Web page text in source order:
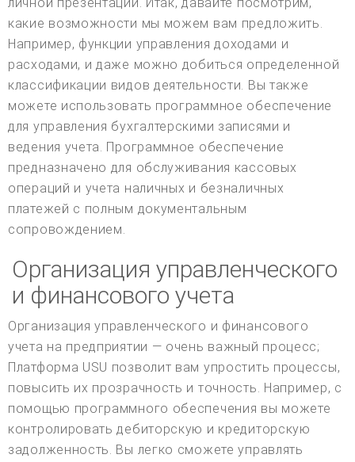
какие возможности мы можем вам предложить.
Например, функции управления доходами и
расходами, и даже можно добиться определенной
классификации видов деятельности. Вы также
можете использовать программное обеспечение
для управления бухгалтерскими записями и
ведения учета. Программное обеспечение
предназначено для обслуживания кассовых
операций и учета наличных и безналичных
платежей с полным документальным
сопровождением.
Организация управленческого
и финансового учета
Организация управленческого и финансового
учета на предприятии — очень важный процесс;
Платформа USU позволит вам упростить процессы,
повысить их прозрачность и точность. Например, с
помощью программного обеспечения вы можете
контролировать дебиторскую и кредиторскую
задолженность. Вы легко сможете управлять